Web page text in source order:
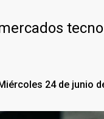
24 de junio